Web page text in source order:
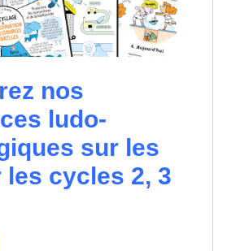
nos
ludo-
sur les
les cycles 2, 3